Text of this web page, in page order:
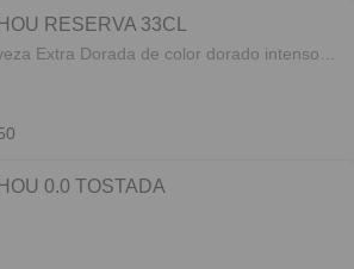
RESERVA 33CL
Extra Dorada de color dorado intenso,
brillante, con crema suntuosa y
se entremezclan los delicados sabores de
roja, y todo ello envuelto en una
fragancia alcohólica.​ Sabor En boca se
0.0 TOSTADA